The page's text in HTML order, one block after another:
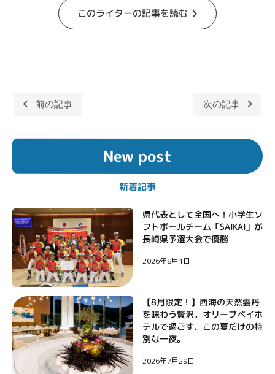
このライターの記事を読む
稿
ビ
ー
シ
ョ
ン
前の記事 次の記事
New post
新着記事
県代表として全国へ！小学生ソ
フトボールチーム「SAIKAI」が
長崎県予選大会で優勝
2026年8月1日
【8月限定！】西海の天然雲丹
を味わう贅沢。オリーブベイホ
テルで過ごす、この夏だけの特
別な一夜。
2026年7月29日